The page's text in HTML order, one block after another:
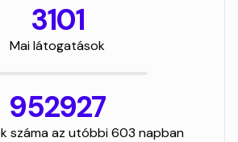
3101
Mai látogatások
952927
száma az utóbbi 603 napban